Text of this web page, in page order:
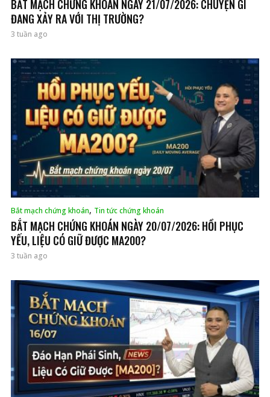
BẮT MẠCH CHỨNG KHOÁN NGÀY 21/07/2026: CHUYỆN GÌ
ĐANG XẢY RA VỚI THỊ TRƯỜNG?
3 tuần ago
Bắt mạch chứng khoán, Tin tức chứng khoán
BẮT MẠCH CHỨNG KHOÁN NGÀY 20/07/2026: HỒI PHỤC
YẾU, LIỆU CÓ GIỮ ĐƯỢC MA200?
3 tuần ago